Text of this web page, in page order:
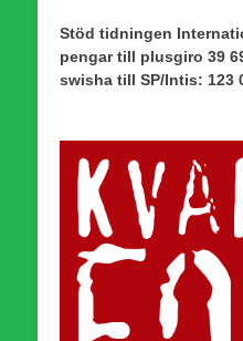
Stöd tidningen
pengar till plusgiro 39
swisha till SP/Intis: 123